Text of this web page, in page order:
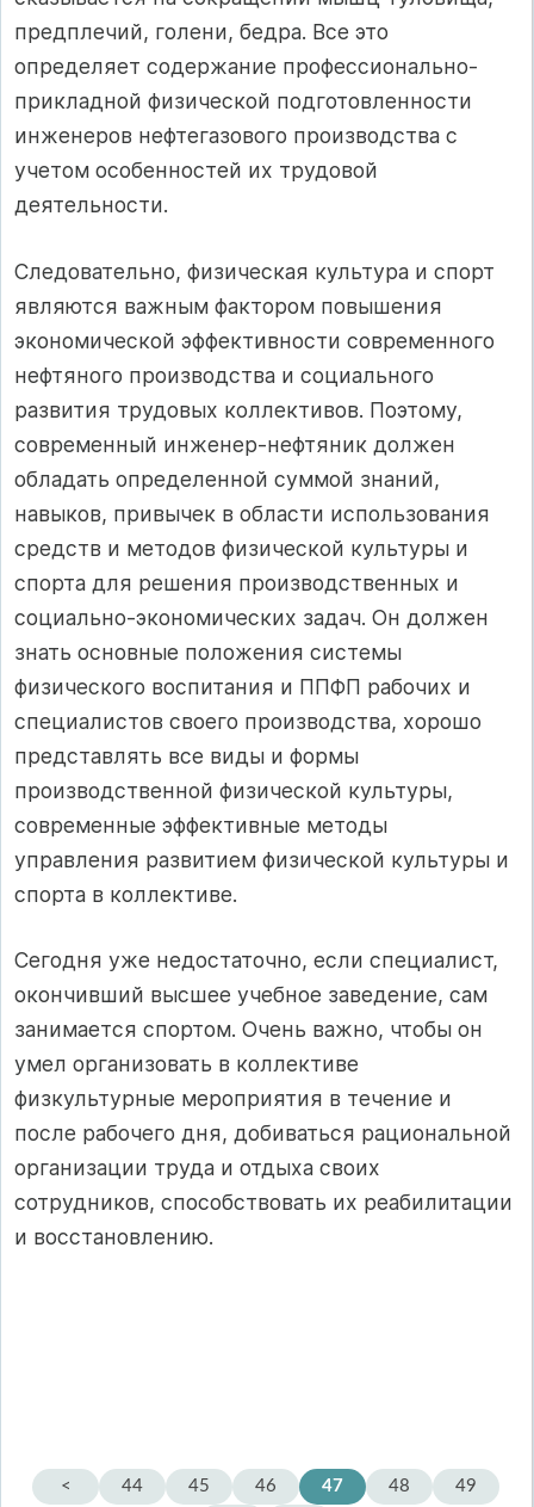
предплечий, голени, бедра. Все это
определяет содержание профессионально-
прикладной физической подготовленности
инженеров нефтегазового производства с
учетом особенностей их трудовой
деятельности.
Следовательно, физическая культура и спорт
являются важным фактором повышения
экономической эффективности современного
нефтяного производства и социального
развития трудовых коллективов. Поэтому,
современный инженер-нефтяник должен
обладать определенной суммой знаний,
навыков, привычек в области использования
средств и методов физической культуры и
спорта для решения производственных и
социально-экономических задач. Он должен
знать основные положения системы
физического воспитания и ППФП рабочих и
специалистов своего производства, хорошо
представлять все виды и формы
производственной физической культуры,
современные эффективные методы
управления развитием физической культуры и
спорта в коллективе.
Сегодня уже недостаточно, если специалист,
окончивший высшее учебное заведение, сам
занимается спортом. Очень важно, чтобы он
умел организовать в коллективе
физкультурные мероприятия в течение и
после рабочего дня, добиваться рациональной
организации труда и отдыха своих
сотрудников, способствовать их реабилитации
и восстановлению.
< 44 45 46 47 48
49